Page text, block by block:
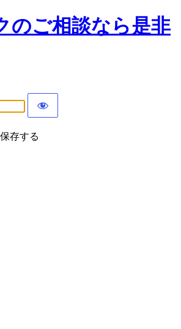
のご相談なら是非
存する